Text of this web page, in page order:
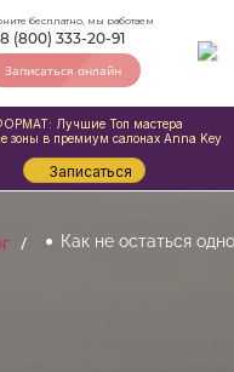
бесплатно, мы работаем
8 (800) 333-20-91
Записаться онлайн
Как не остаться
Лучшие Топ мастера
зоны в премиум салонах Anna Key
Записаться